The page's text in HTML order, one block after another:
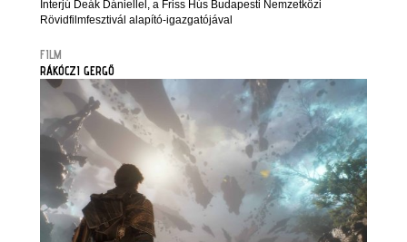
Interjú Deák Dániellel, a Friss Hús Budapesti Nemzetközi
Rövidfilmfesztivál alapító-igazgatójával
FILM
RÁKÓCZI GERGŐ